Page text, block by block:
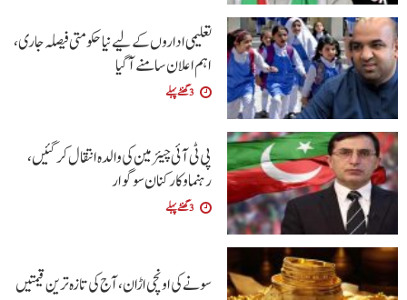
تعلیمی اداروں کے لیے نیا حکومتی فیصلہ جاری،
اہم اعلان سامنے آگیا
3 گھنٹے پہلے
پی ٹی آئی چیئرمین کی والدہ انتقال کرگئیں،
رہنما و کارکنان سوگوار
3 گھنٹے پہلے
سونے کی اونچی اڑان، آج کی تازہ ترین قیمتیں